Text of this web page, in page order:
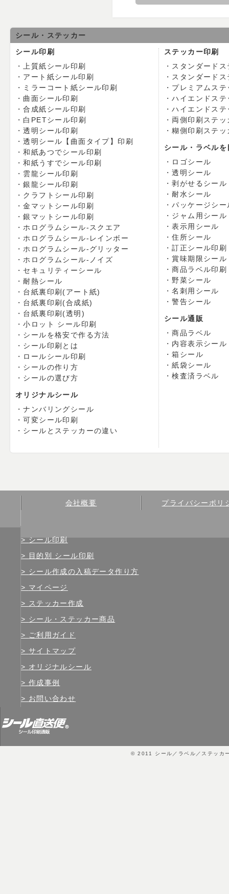
シール・ステッカー
シール印刷
上質紙シール印刷
アート紙シール印刷
ミラーコート紙シール印刷
曲面シール印刷
合成紙シール印刷
白PETシール印刷
透明シール印刷
透明シール【曲面タイプ】印刷
和紙あつでシール印刷
和紙うすでシール印刷
雲龍シール印刷
銀龍シール印刷
クラフトシール印刷
金マットシール印刷
銀マットシール印刷
ホログラムシール-スクエア
ホログラムシール-レインボー
ホログラムシール-グリッター
ホログラムシール-ノイズ
セキュリティーシール
耐熱シール
台紙裏印刷(アート紙)
台紙裏印刷(合成紙)
台紙裏印刷(透明)
小ロット シール印刷
シールを格安で作る方法
シール印刷とは
ロールシール印刷
シールの作り方
シールの選び方
オリジナルシール
ナンバリングシール
可変シール印刷
シールとステッカーの違い
ステッカー印刷
スタンダード
スタンダード
プレミアムステ
ハイエンドステ
ハイエンドス
両側印刷ステッ
糊側印刷ステッ
シール・ラベル
ロゴシール
透明シール
剥がせるシール
耐水シール
パッケージシー
ジャム用シール
表示用シール
住所シール
訂正シール印刷
賞味期限シール
商品ラベル印刷
野菜シール
名刺用シール
警告シール
シール通販
商品ラベル
内容表示シール
箱シール
紙袋シール
検査済ラベル
会社概要 プライバシーポリ
シール印刷
目的別 シール印刷
シール作成の入稿データ作り方
マイページ
ステッカー作成
シール・ステッカー商品
ご利用ガイド
サイトマップ
オリジナルシール
作成事例
お問い合わせ
© 2011 シール／ラベル／ステッカ